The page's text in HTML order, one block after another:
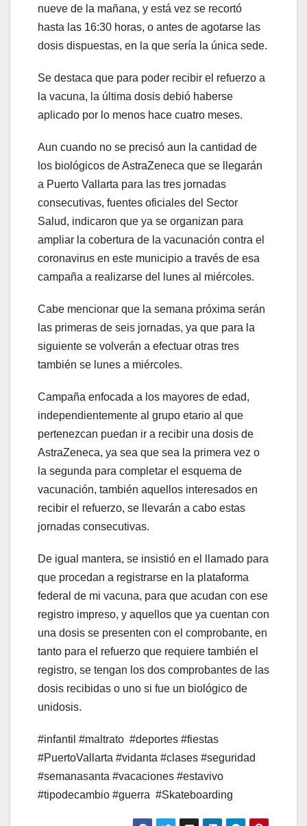
nueve de la mañana, y está vez se recortó
hasta las 16:30 horas, o antes de agotarse las
dosis dispuestas, en la que sería la única sede.
Se destaca que para poder recibir el refuerzo a
la vacuna, la última dosis debió haberse
aplicado por lo menos hace cuatro meses.
Aun cuando no se precisó aun la cantidad de
los biológicos de AstraZeneca que se llegarán
a Puerto Vallarta para las tres jornadas
consecutivas, fuentes oficiales del Sector
Salud, indicaron que ya se organizan para
ampliar la cobertura de la vacunación contra el
coronavirus en este municipio a través de esa
campaña a realizarse del lunes al miércoles.
Cabe mencionar que la semana próxima serán
las primeras de seis jornadas, ya que para la
siguiente se volverán a efectuar otras tres
también se lunes a miércoles.
Campaña enfocada a los mayores de edad,
independientemente al grupo etario al que
pertenezcan puedan ir a recibir una dosis de
AstraZeneca, ya sea que sea la primera vez o
la segunda para completar el esquema de
vacunación, también aquellos interesados en
recibir el refuerzo, se llevarán a cabo estas
jornadas consecutivas.
De igual mantera, se insistió en el llamado para
que procedan a registrarse en la plataforma
federal de mi vacuna, para que acudan con ese
registro impreso, y aquellos que ya cuentan con
una dosis se presenten con el comprobante, en
tanto para el refuerzo que requiere también el
registro, se tengan los dos comprobantes de las
dosis recibidas o uno si fue un biológico de
unidosis.
#infantil #maltrato #deportes #fiestas
#PuertoVallarta #vidanta #clases #seguridad
#semanasanta #vacaciones #estavivo
#tipodecambio #guerra #Skateboarding